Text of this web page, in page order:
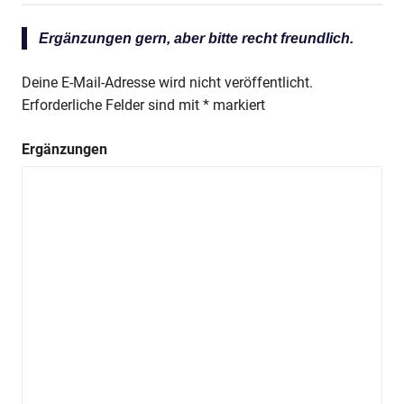
Ergänzungen gern, aber bitte recht freundlich.
Deine E-Mail-Adresse wird nicht veröffentlicht.
Erforderliche Felder sind mit * markiert
Ergänzungen